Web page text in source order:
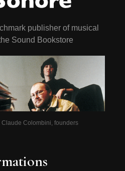
publisher of musical
Sound Bookstore
Claude Colombini, founders